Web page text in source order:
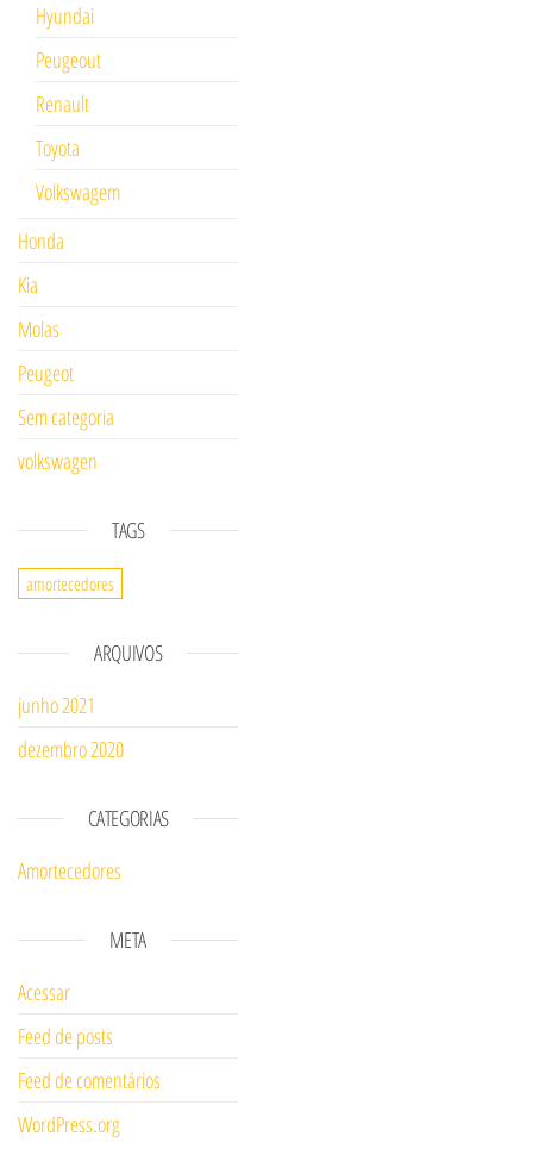
Hyundai
Peugeout
Renault
Toyota
Volkswagem
Honda
Kia
Molas
Peugeot
Sem categoria
volkswagen
TAGS
amortecedores
ARQUIVOS
junho 2021
dezembro 2020
CATEGORIAS
Amortecedores
META
Acessar
Feed de posts
Feed de comentários
WordPress.org